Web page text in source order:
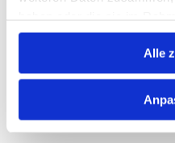
gesammelt haben.
Alle